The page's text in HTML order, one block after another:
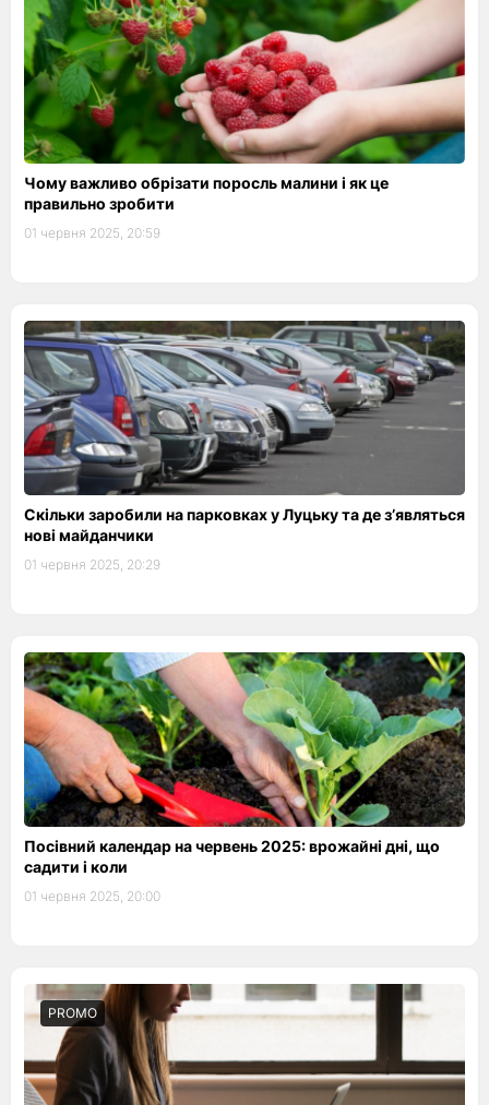
Чому важливо обрізати поросль малини і як це
правильно зробити
01 червня 2025, 20:59
Скільки заробили на парковках у Луцьку та де з’являться
нові майданчики
01 червня 2025, 20:29
Посівний календар на червень 2025: врожайні дні, що
садити і коли
01 червня 2025, 20:00
PROMO